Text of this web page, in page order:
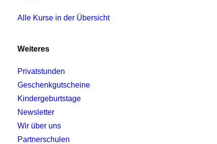
Alle Kurse in der Übersicht
Weiteres
Privatstunden
Geschenkgutscheine
Kindergeburtstage
Newsletter
Wir über uns
Partnerschulen